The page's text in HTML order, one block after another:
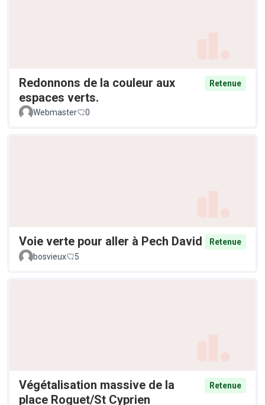
Redonnons de la couleur aux
espaces verts.
Retenue
Webmaster 0
Voie verte pour aller à Pech David
Retenue
bosvieux
5
Végétalisation massive de la
place Roguet/St Cyprien
Retenue